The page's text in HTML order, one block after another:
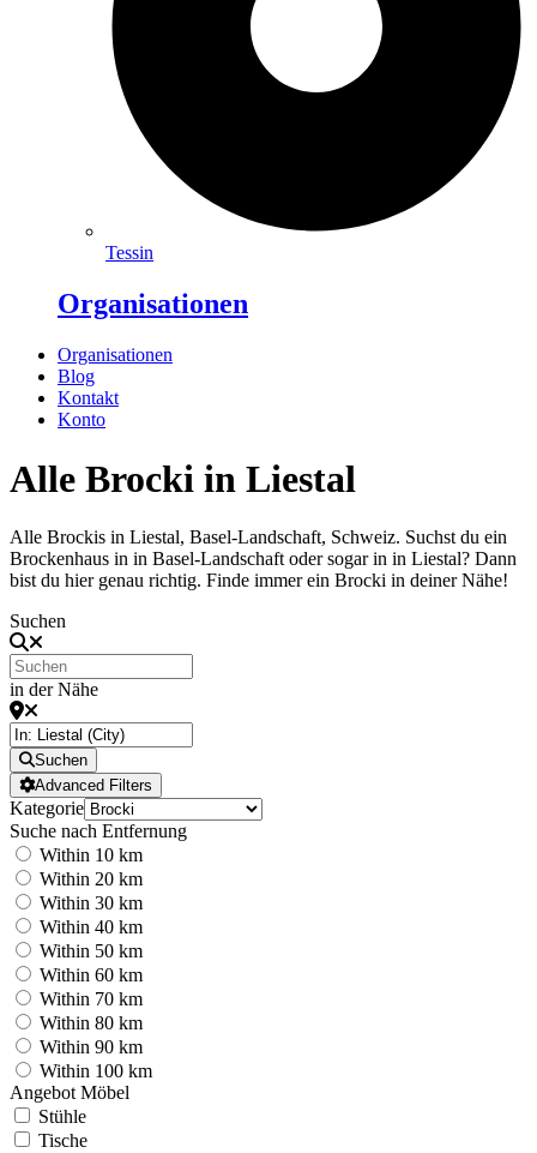
Tessin
Organisationen
Organisationen
Blog
Kontakt
Konto
Alle Brocki in Liestal
Alle Brockis in Liestal, Basel-Landschaft, Schweiz. Suchst du ein
Brockenhaus in in Basel-Landschaft oder sogar in in Liestal? Dann
bist du hier genau richtig. Finde immer ein Brocki in deiner Nähe!
Suchen
in der Nähe
Suchen
Advanced Filters
Kategorie
Suche nach Entfernung
Within 10 km
Within 20 km
Within 30 km
Within 40 km
Within 50 km
Within 60 km
Within 70 km
Within 80 km
Within 90 km
Within 100 km
Angebot Möbel
Stühle
Tische